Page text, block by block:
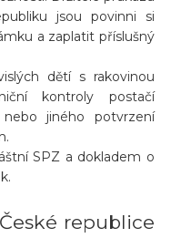
jsou povinni si
a zaplatit příslušný
dětí s rakovinou
kontroly postačí
jiného potvrzení
SPZ a dokladem o
republice